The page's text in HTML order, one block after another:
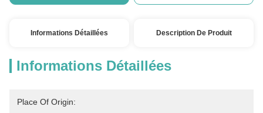
Informations Détaillées Description De Produit
Informations Détaillées
Place Of Origin: